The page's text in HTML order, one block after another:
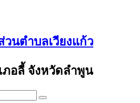
วนตำบลเวียงแก้ว
อลี้ จังหวัดลำพูน